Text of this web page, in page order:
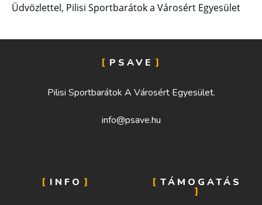
Üdvözlettel, Pilisi Sportbarátok a Városért Egyesület
PSAVE
Pilisi Sportbarátok A Városért Egyesület.
info@psave.hu
INFO TÁMOGATÁS